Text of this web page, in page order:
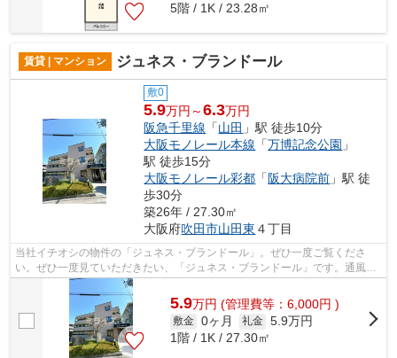
5階 / 1K / 23.28㎡
賃貸 | マンション ジュネス・ブランドール
敷0
5.9万円～6.3万円
阪急千里線 「山田 」駅 徒歩10分
大阪モノレール本線 「万博記念公園 」
駅 徒歩15分
大阪モノレール彩都 「 阪大病院前 」駅 徒
歩30分
築26年 / 27.30㎡
大阪府吹田市山田東 ４丁目
当社イチオシの物件の「ジュネス・ブランドール」。ぜひ一度ご覧くださ
い。ぜひ一度見ていただきたい、「ジュネス・ブランドール」です。通風シ
ステムが整った、住環境の良い安心のマ...
5.9万円 (管理費等：6,000円 )
敷金 0ヶ月 礼金 5.9万円
1階 / 1K / 27.30㎡